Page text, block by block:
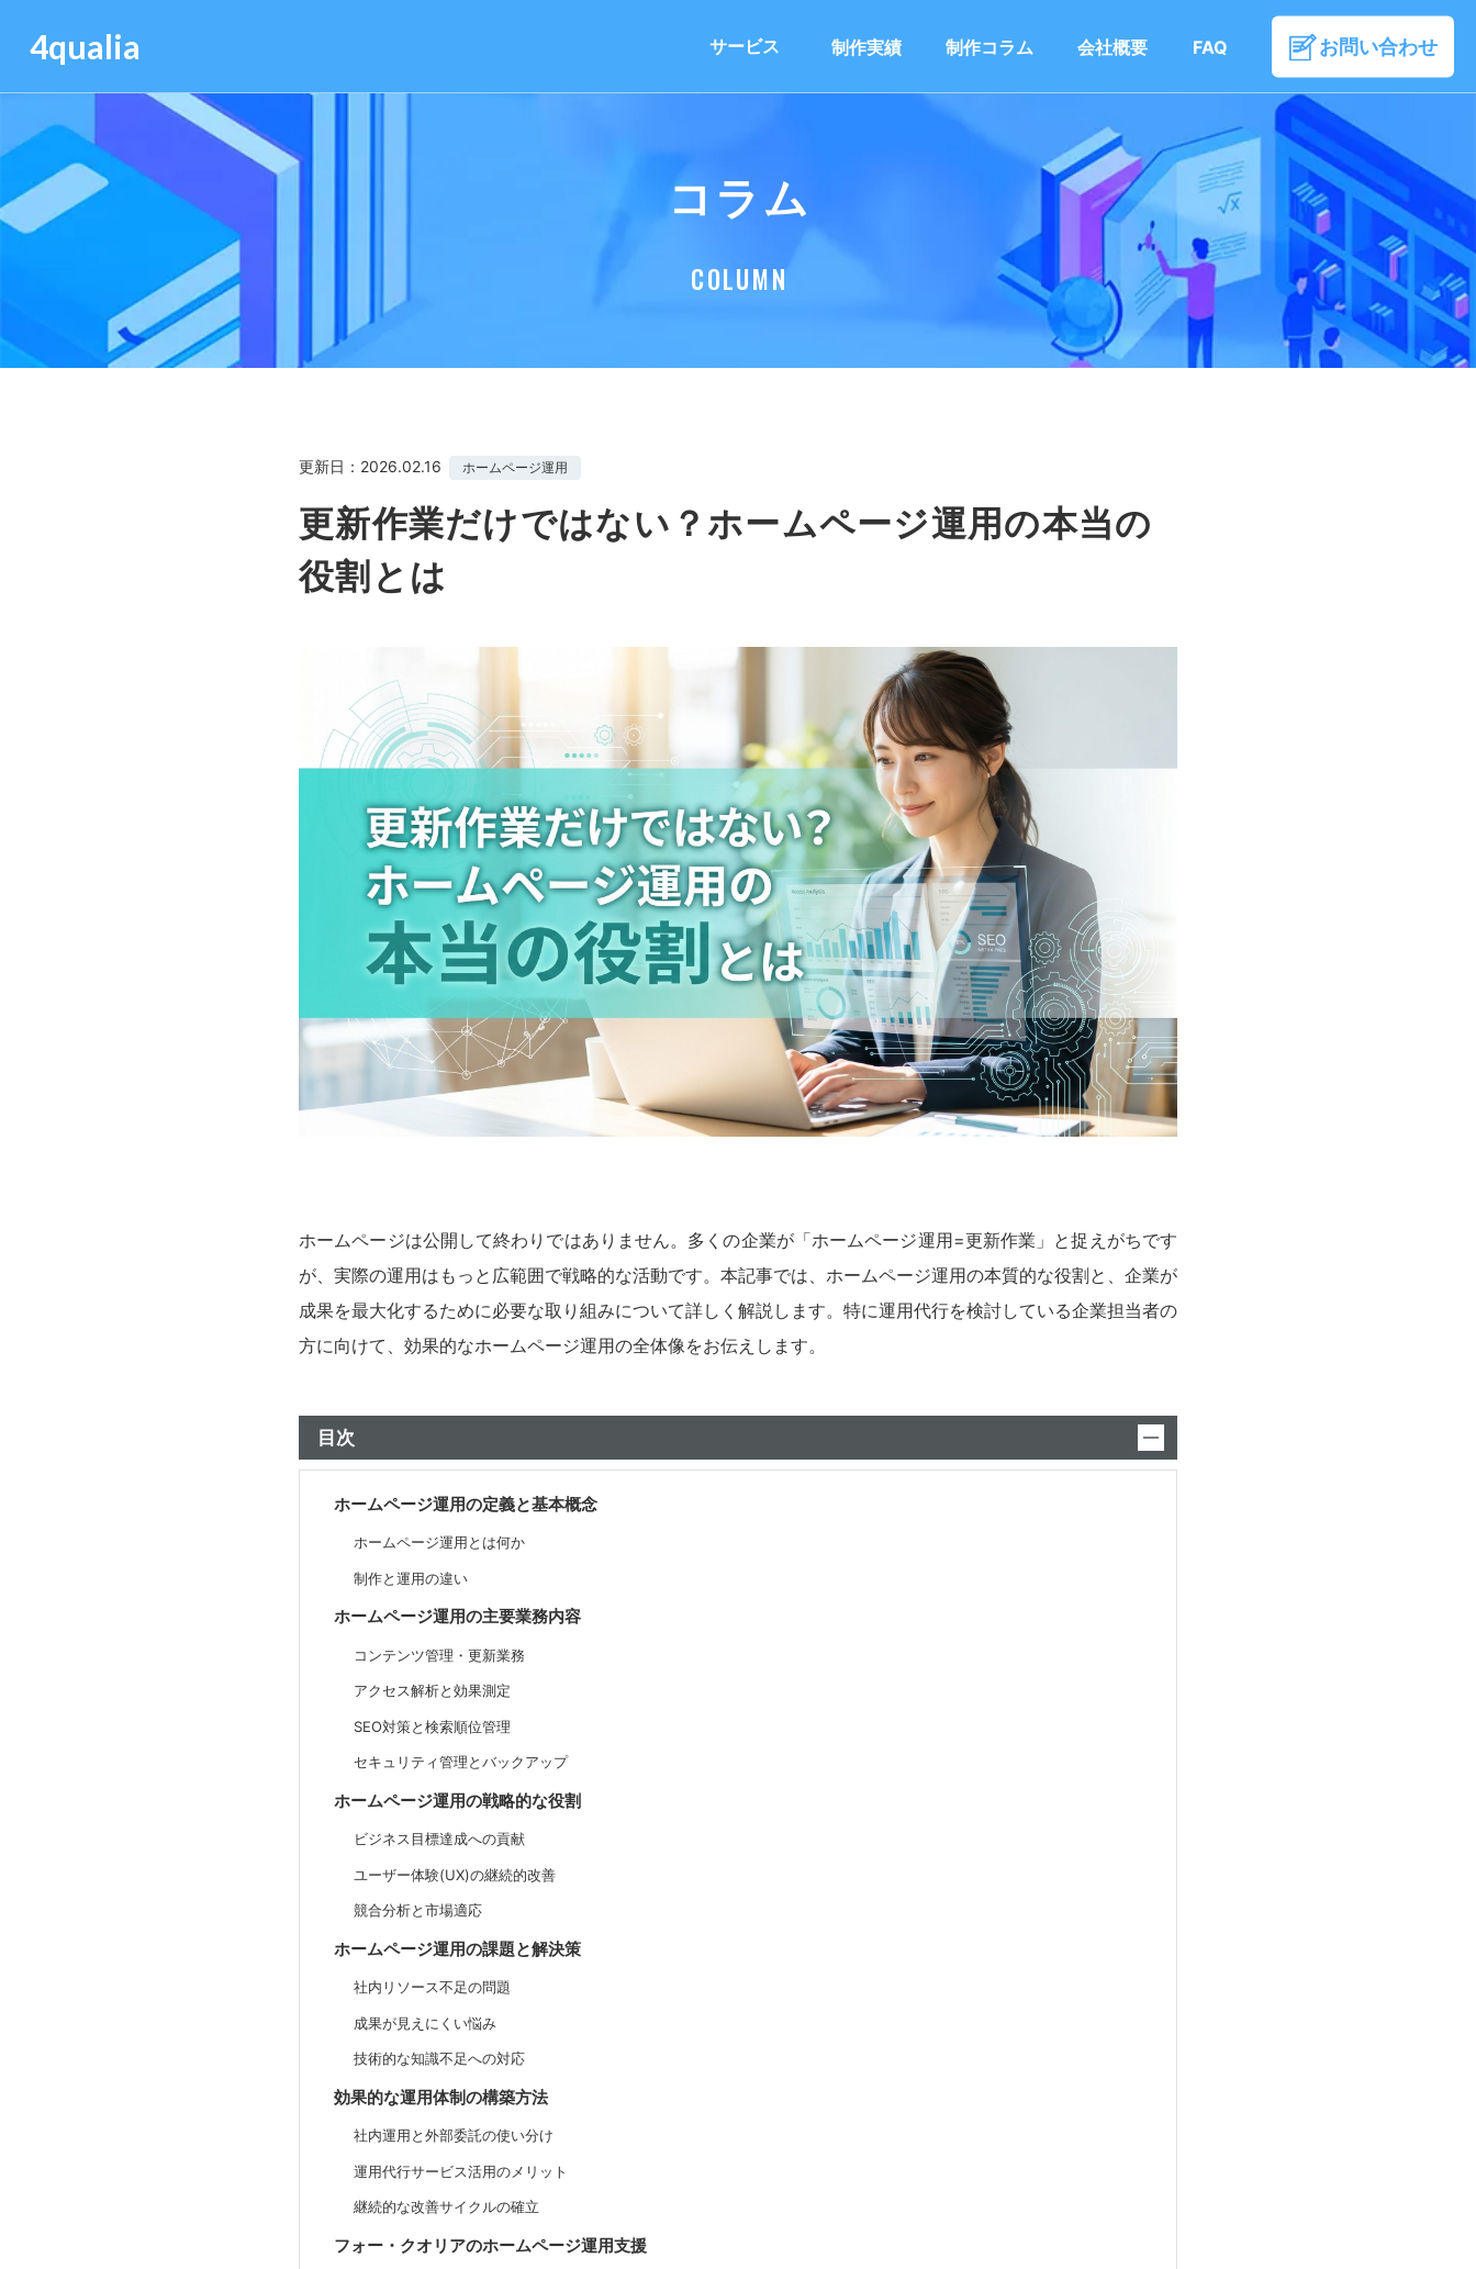
4qualia サービス 制作実績 制作コラム 会社概要 FAQ お問い合わせ
コラム
COLUMN
更新日：2026.02.16 ホームページ運用
更新作業だけではない？ホームページ運用の本当の
役割とは
ホームページは公開して終わりではありません。多くの企業が「ホームページ運用=更新作業」と捉えがちです
が、実際の運用はもっと広範囲で戦略的な活動です。本記事では、ホームページ運用の本質的な役割と、企業が
成果を最大化するために必要な取り組みについて詳しく解説します。特に運用代行を検討している企業担当者の
方に向けて、効果的なホームページ運用の全体像をお伝えします。
目次
ホームページ運用の定義と基本概念
ホームページ運用とは何か
制作と運用の違い
ホームページ運用の主要業務内容
コンテンツ管理・更新業務
アクセス解析と効果測定
SEO対策と検索順位管理
セキュリティ管理とバックアップ
ホームページ運用の戦略的な役割
ビジネス目標達成への貢献
ユーザー体験(UX)の継続的改善
競合分析と市場適応
ホームページ運用の課題と解決策
社内リソース不足の問題
成果が見えにくい悩み
技術的な知識不足への対応
効果的な運用体制の構築方法
社内運用と外部委託の使い分け
運用代行サービス活用のメリット
継続的な改善サイクルの確立
フォー・クオリアのホームページ運用支援